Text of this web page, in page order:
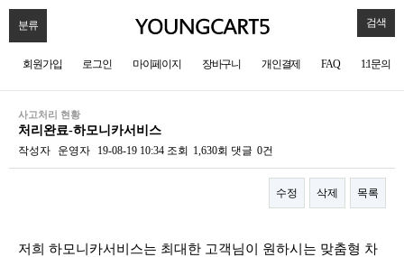
분류 검색
회원가입 로그인 마이페이지 장바구니 개인결제 FAQ 1:1문의
사고처리 현황
처리완료-하모니카서비스
작성자 운영자 19-08-19 10:34 조회 1,630회 댓글 0건
수정 삭제 목록
저희 하모니카서비스는 최대한 고객님이 원하시는 맞춤형 차